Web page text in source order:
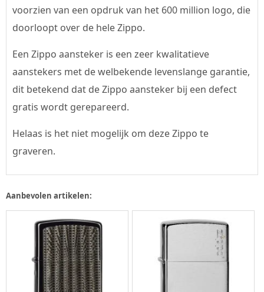
voorzien van een opdruk van het 600 million logo, die
doorloopt over de hele Zippo.
Een Zippo aansteker is een zeer kwalitatieve
aanstekers met de welbekende levenslange garantie,
dit betekend dat de Zippo aansteker bij een defect
gratis wordt gerepareerd.
Helaas is het niet mogelijk om deze Zippo te
graveren.
Aanbevolen artikelen: